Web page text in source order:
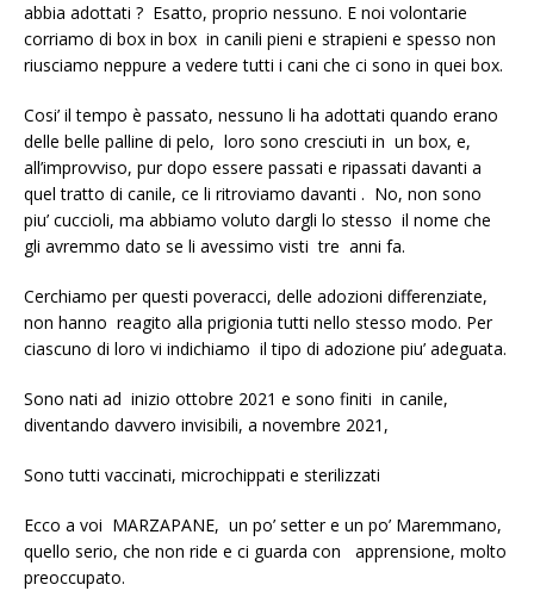
abbia adottati ? Esatto, proprio nessuno. E noi volontarie
corriamo di box in box in canili pieni e strapieni e spesso non
riusciamo neppure a vedere tutti i cani che ci sono in quei box.
Cosi’ il tempo è passato, nessuno li ha adottati quando erano
delle belle palline di pelo, loro sono cresciuti in un box, e,
all’improvviso, pur dopo essere passati e ripassati davanti a
quel tratto di canile, ce li ritroviamo davanti . No, non sono
piu’ cuccioli, ma abbiamo voluto dargli lo stesso il nome che
gli avremmo dato se li avessimo visti tre anni fa.
Cerchiamo per questi poveracci, delle adozioni differenziate,
non hanno reagito alla prigionia tutti nello stesso modo. Per
ciascuno di loro vi indichiamo il tipo di adozione piu’ adeguata.
Sono nati ad inizio ottobre 2021 e sono finiti in canile,
diventando davvero invisibili, a novembre 2021,
Sono tutti vaccinati, microchippati e sterilizzati
Ecco a voi MARZAPANE, un po’ setter e un po’ Maremmano,
quello serio, che non ride e ci guarda con apprensione, molto
preoccupato.